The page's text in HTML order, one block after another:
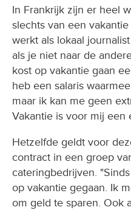
In Frankrijk zijn er heel
slechts van een
werkt als lokaal
als je niet naar de
kost op vakantie gaan
heb een salaris
maar ik kan me geen
Vakantie is voor mij een
Hetzelfde geldt voor
contract in een groep
cateringbedrijven.
op vakantie gegaan. Ik
om geld te sparen. Ook